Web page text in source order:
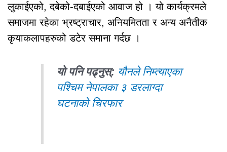
लुकाईएको, दबेको-दबाईएको आवाज हो । यो कार्यक्रमले
समाजमा रहेका भ्रष्ट्राचार, अनियमितता र अन्य अनैतीक
कृयाकलापहरुको डटेर समाना गर्दछ ।
यो पनि पढ्नुस्: यौनले निम्त्याएका
पश्चिम नेपालका ३ डरलाग्दा
घटनाको चिरफार